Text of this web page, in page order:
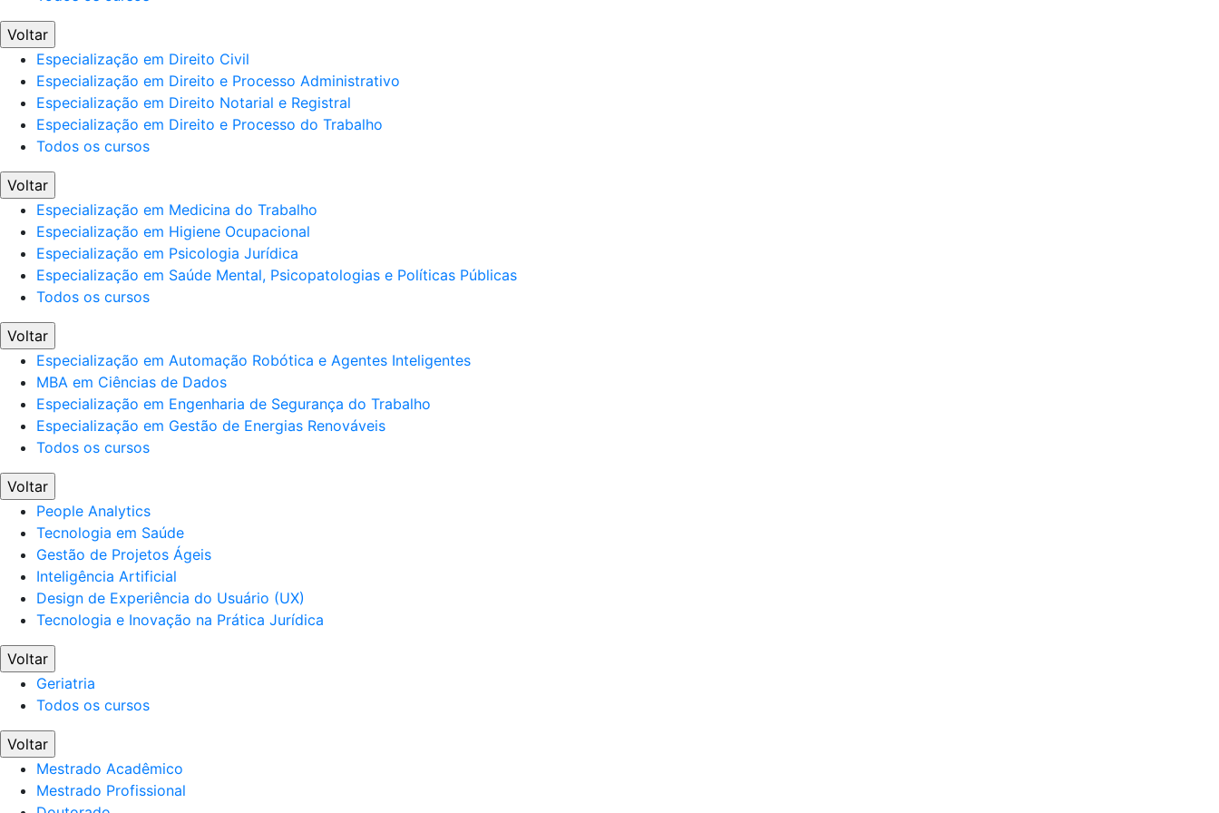
Voltar
Especialização em Direito Civil
Especialização em Direito e Processo Administrativo
Especialização em Direito Notarial e Registral
Especialização em Direito e Processo do Trabalho
Todos os cursos
Voltar
Especialização em Medicina do Trabalho
Especialização em Higiene Ocupacional
Especialização em Psicologia Jurídica
Especialização em Saúde Mental, Psicopatologias e Políticas Públicas
Todos os cursos
Voltar
Especialização em Automação Robótica e Agentes Inteligentes
MBA em Ciências de Dados
Especialização em Engenharia de Segurança do Trabalho
Especialização em Gestão de Energias Renováveis
Todos os cursos
Voltar
People Analytics
Tecnologia em Saúde
Gestão de Projetos Ágeis
Inteligência Artificial
Design de Experiência do Usuário (UX)
Tecnologia e Inovação na Prática Jurídica
Voltar
Geriatria
Todos os cursos
Voltar
Mestrado Acadêmico
Mestrado Profissional